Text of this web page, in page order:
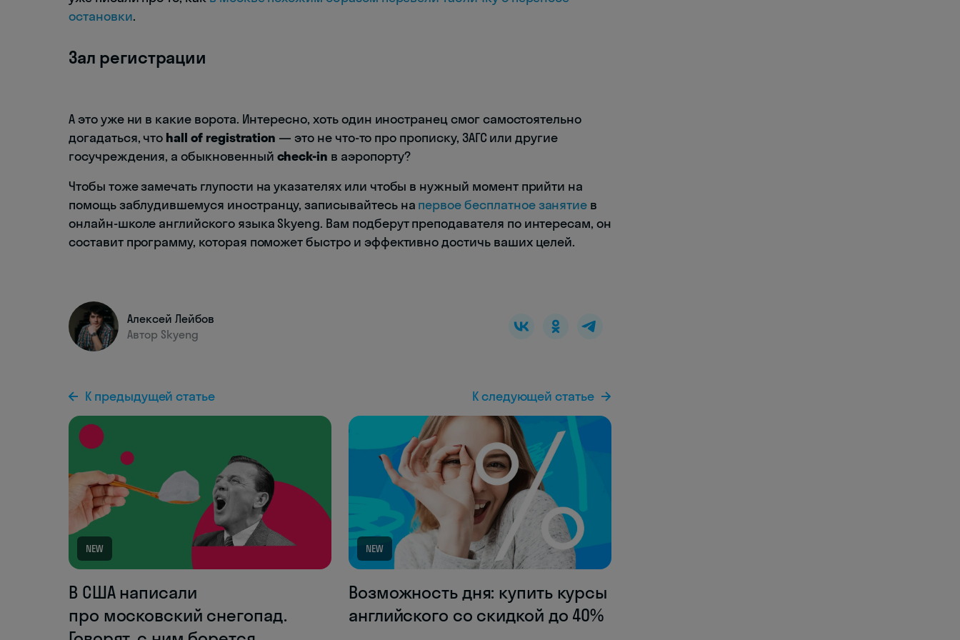
остановки.
Зал регистрации
А это уже ни в какие ворота. Интересно, хоть один иностранец смог самостоятельно
догадаться, что hall of registration — это не что-то про прописку, ЗАГС или другие
госучреждения, а обыкновенный check-in в аэропорту?
Чтобы тоже замечать глупости на указателях или чтобы в нужный момент прийти на
помощь заблудившемуся иностранцу, записывайтесь на первое бесплатное занятие в
онлайн-школе английского языка Skyeng. Вам подберут преподавателя по интересам, он
составит программу, которая поможет быстро и эффективно достичь ваших целей.
Алексей Лейбов
Автор Skyeng
К предыдущей статье
NEW
В США написали
про московский снегопад.
К следующей статье
NEW
Возможность дня: купить курсы
английского со скидкой до 40%